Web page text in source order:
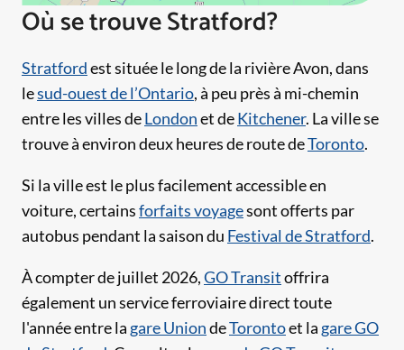
Où se trouve Stratford?
Stratfordest située le long de la rivière Avon, dans
lesud-ouest de l’Ontario, à peu près à mi-chemin
entre les villes deLondonet deKitchener. La ville se
trouve à environ deux heures de route deToronto.
Si la ville est le plus facilement accessible en
voiture, certainsforfaits voyagesont offerts par
autobus pendant la saison du Festival de Stratford.
À compter de juillet 2026,GO Transitoffrira
également un service ferroviaire direct toute
l'année entre la gare UniondeTorontoet la gare GO